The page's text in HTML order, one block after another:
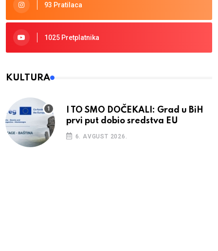
93 Pratilaca
1025 Pretplatnika
KULTURA
I TO SMO DOČEKALI: Grad u BiH
prvi put dobio sredstva EU
6. AVGUST 2026.